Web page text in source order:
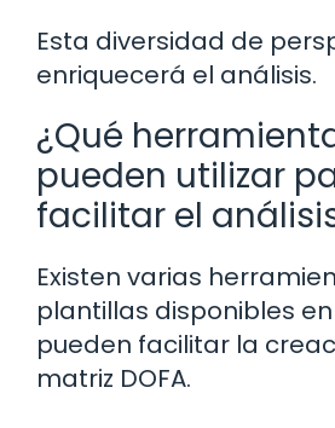
Esta diversidad de
enriquecerá el análisis.
¿Qué
pueden utilizar
facilitar el
Existen varias
plantillas disponibles
pueden facilitar la
matriz DOFA.